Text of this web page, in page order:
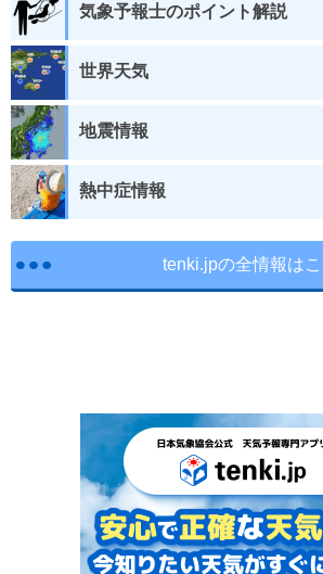
気象予報士のポイント解説
世界天気
地震情報
熱中症情報
tenki.jpの全情報は